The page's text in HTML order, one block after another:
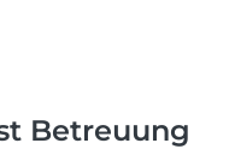
Betreuung